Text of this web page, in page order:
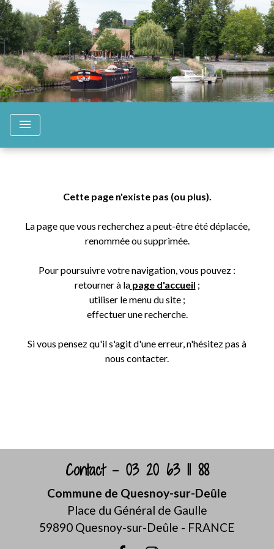
menu
Cette page n'existe pas (ou plus).
La page que vous recherchez a peut-être été déplacée,
renommée ou supprimée.
Pour poursuivre votre navigation, vous pouvez :
retourner à la page d'accueil ;
utiliser le menu du site ;
effectuer une recherche.
Si vous pensez qu'il s'agit d'une erreur, n'hésitez pas à
nous contacter.
Contact - 03 20 63 11 88
Commune de Quesnoy-sur-Deûle
Place du Général de Gaulle
59890 Quesnoy-sur-Deûle - FRANCE